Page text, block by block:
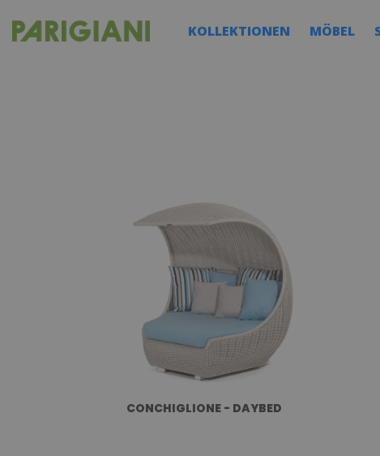
KOLLEKTIONEN MÖBEL
CONCHIGLIONE - DAYBED